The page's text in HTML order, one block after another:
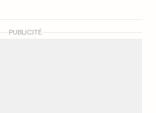
PUBLICITÉ